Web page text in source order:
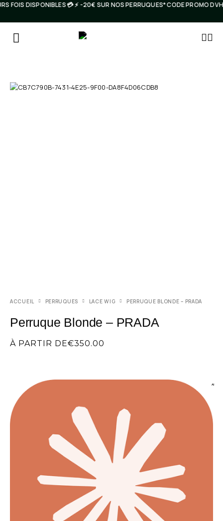
DISPONIBLES 💳 ⚡️ -20€ SUR NOS PERRUQUES* CODE PROMO
ACCUEIL PERRUQUES LACE WIG PERRUQUE BLONDE – PRADA
Perruque Blonde – PRADA
À PARTIR DE€350.00
AI